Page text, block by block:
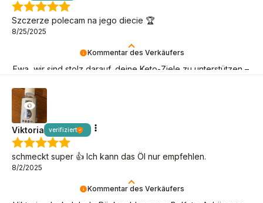
Kommentar des Verkäufers
Ewa, wir sind stolz darauf, deine Keto-Ziele zu unterstützen –
Szczerze polecam na jego diecie 🏆
8/25/2025
Kommentar des Verkäufers
Viktoria verifiziert
schmeckt super 👍 Ich kann das Öl nur empfehlen.
8/2/2025